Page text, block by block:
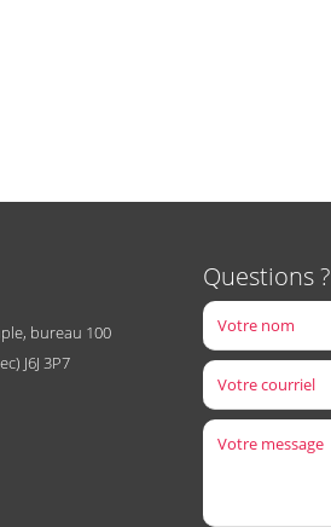
bureau 100
J6J 3P7
Questions ?